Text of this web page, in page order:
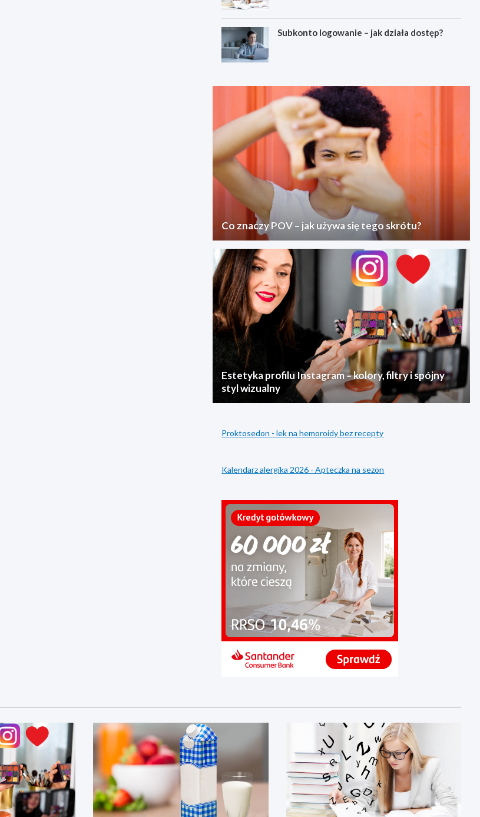
Subkonto logowanie – jak działa dostęp?
Co znaczy POV – jak używa się tego skrótu?
Estetyka profilu Instagram – kolory, filtry i spójny
styl wizualny
Proktosedon - lek na hemoroidy bez recepty
Kalendarz alergika 2026 - Apteczka na sezon